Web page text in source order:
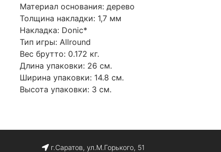
Материал основания: дерево
Толщина накладки: 1,7 мм
Накладка: Donic*
Тип игры: Allround
Вес брутто: 0.172 кг.
Длина упаковки: 26 см.
Ширина упаковки: 14.8 см.
Высота упаковки: 3 см.
г.Саратов, ул.М.Горького, 51